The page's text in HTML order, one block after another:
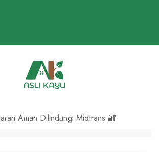
Aman Dilindungi Midtrans 🔐